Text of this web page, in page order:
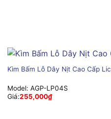
Kìm Bấm Lỗ Dây Nịt Cao Cấp
Model: AGP-LP04S
Giá:255,000₫